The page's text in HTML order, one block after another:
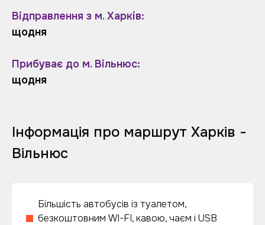
Відправлення з м. Харків:
щодня
Прибуває до м. Вільнюс:
щодня
Інформація про маршрут Харків -
Вільнюс
Більшість автобусів із туалетом,
безкоштовним WI-FI, кавою, чаєм і USB